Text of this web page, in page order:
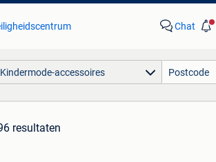
Chat
Kindermode-accessoires
resultaten